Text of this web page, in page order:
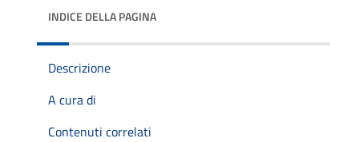
INDICE DELLA PAGINA
Descrizione
A cura di
Contenuti correlati